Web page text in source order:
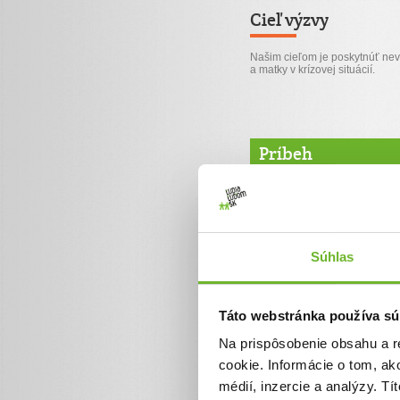
Súhlas
Táto webstránka používa
Na prispôsobenie obsahu a
cookie. Informácie o tom,
médií, inzercie a analýzy.
Cieľ výzvy
Našim cieľom je poskytnúť
a matky v krízovej situácií.
Príbeh
nachádzajú svoj prechodný
Sme neštátna nezisková
ošatenie, strava)
detí mohlo vrátiť do svojho
Čo robíme